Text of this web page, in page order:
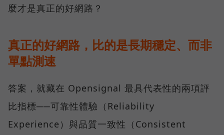
麼才是真正的好網路？
真正的好網路，比的是長期穩定、而非
單點測速
答案，就藏在 Opensignal 最具代表性的兩項評
比指標──可靠性體驗（Reliability
Experience）與品質一致性（Consistent